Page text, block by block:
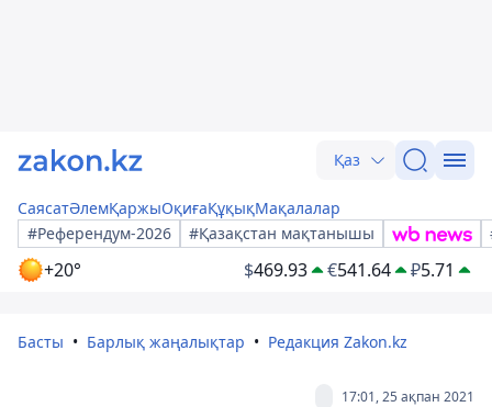
Қаз
СаясатӘлемҚаржыОқиғаҚұқықМақалалар
#Референдум-2026
#Қазақстан мақтанышы
+20° $469.93 €541.64 ₽5.71
Басты Барлық жаңалықтар Редакция Zakon.kz
17:01, 25 ақпан 2021